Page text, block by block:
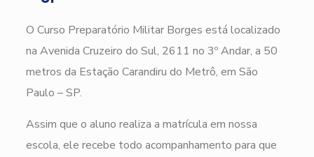
O Curso Preparatório Militar Borges está localizado
na Avenida Cruzeiro do Sul, 2611 no 3º Andar, a 50
metros da Estação Carandiru do Metrô, em São
Paulo – SP.
Assim que o aluno realiza a matrícula em nossa
escola, ele recebe todo acompanhamento para que